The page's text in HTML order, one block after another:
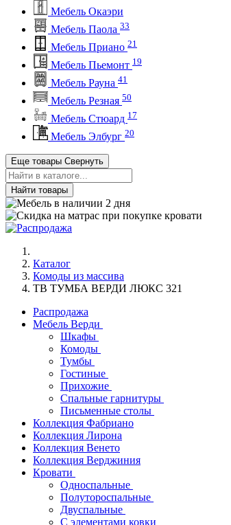
Мебель Окаэри
Мебель Паола 33
Мебель Приано 21
Мебель Пьемонт 19
Мебель Рауна 41
Мебель Резная 50
Мебель Стюард 17
Мебель Элбург 20
Еще товары Свернуть
Найти товары
Каталог
Комоды из массива
ТВ ТУМБА ВЕРДИ ЛЮКС 321
Распродажа
Мебель Верди
Шкафы
Комоды
Тумбы
Гостиные
Прихожие
Спальные гарнитуры
Письменные столы
Коллекция Фабриано
Коллекция Лирона
Коллекция Венето
Коллекция Верджиния
Кровати
Односпальные
Полутороспальные
Двуспальные
С элементами ковки